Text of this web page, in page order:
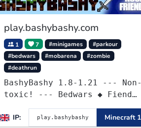
play.bashybashy.com
1 7 #minigames
#parkour
#bedwars
#mobarena
#zombie
#deathrun
BashyBashy 1.8-1.21 --- Non-
toxic! --- Bedwars ◆ Fiend
Fight ◆ Assault Course
IP:
Minecraft